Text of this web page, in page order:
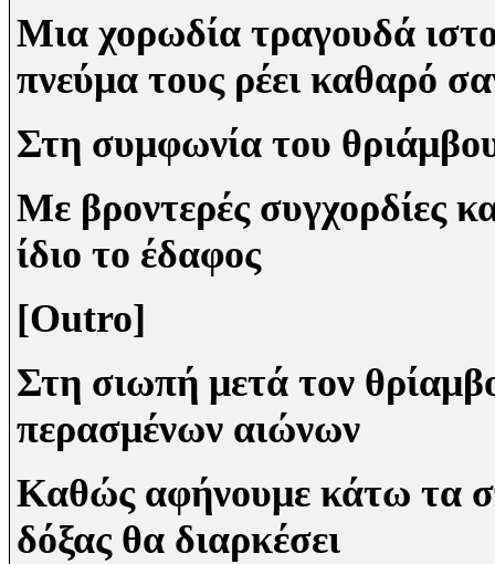
Μια χορωδία τραγουδά
πνεύμα τους ρέει καθαρό
Στη συμφωνία του
Με βροντερές συγχορδίες
ίδιο το έδαφος
[Outro]
Στη σιωπή μετά τον
περασμένων αιώνων
Καθώς αφήνουμε κάτω τα
δόξας θα διαρκέσει